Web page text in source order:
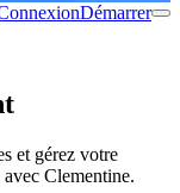
Démarrer
et gérez votre
Clementine.